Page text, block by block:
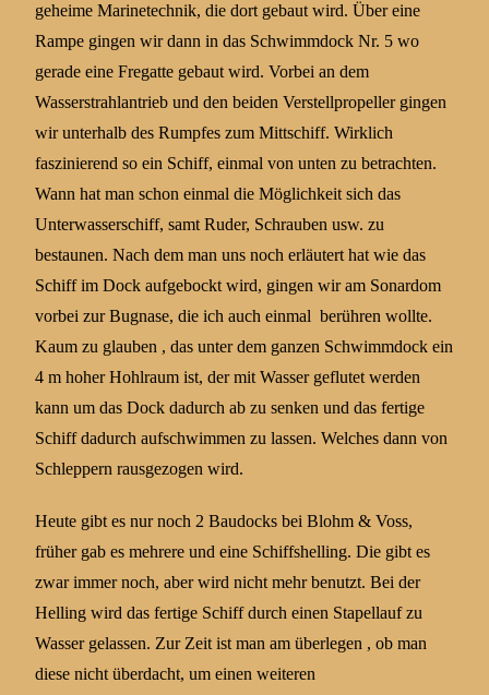
geheime Marinetechnik, die dort gebaut wird. Über eine
Rampe gingen wir dann in das Schwimmdock Nr. 5 wo
gerade eine Fregatte gebaut wird. Vorbei an dem
Wasserstrahlantrieb und den beiden Verstellpropeller gingen
wir unterhalb des Rumpfes zum Mittschiff. Wirklich
faszinierend so ein Schiff, einmal von unten zu betrachten.
Wann hat man schon einmal die Möglichkeit sich das
Unterwasserschiff, samt Ruder, Schrauben usw. zu
bestaunen. Nach dem man uns noch erläutert hat wie das
Schiff im Dock aufgebockt wird, gingen wir am Sonardom
vorbei zur Bugnase, die ich auch einmal berühren wollte.
Kaum zu glauben , das unter dem ganzen Schwimmdock ein
4 m hoher Hohlraum ist, der mit Wasser geflutet werden
kann um das Dock dadurch ab zu senken und das fertige
Schiff dadurch aufschwimmen zu lassen. Welches dann von
Schleppern rausgezogen wird.
Heute gibt es nur noch 2 Baudocks bei Blohm & Voss,
früher gab es mehrere und eine Schiffshelling. Die gibt es
zwar immer noch, aber wird nicht mehr benutzt. Bei der
Helling wird das fertige Schiff durch einen Stapellauf zu
Wasser gelassen. Zur Zeit ist man am überlegen , ob man
diese nicht überdacht, um einen weiteren